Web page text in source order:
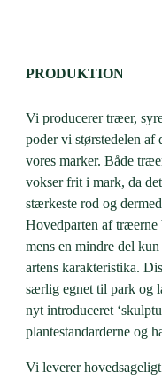
PRODUKTION
Vi producerer træer,
poder vi størstedelen af
vores marker. Både
vokser frit i mark, da
stærkeste rod og
Hovedparten af
mens en mindre del
artens karakteristika.
særlig egnet til park og
nyt introduceret
plantestandarderne og
Vi leverer